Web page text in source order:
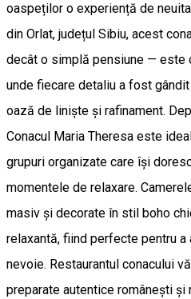
oaspeților o experiență de
din Orlat, județul Sibiu, acest
decât o simplă pensiune — este
unde fiecare detaliu a fost
oază de liniște și rafinament.
Conacul Maria Theresa este
grupuri organizate care își
momentele de relaxare.
masiv și decorate în stil boho
relaxantă, fiind perfecte pentru
nevoie. Restaurantul conacului
preparate autentice românești și